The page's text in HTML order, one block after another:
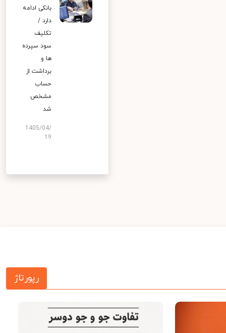
بانکی ادامه
دارد /
تکلیف
سود سپرده
ها و
برداشت از
حساب
مشخص
شد
1405/04/
19
رپورتاژ